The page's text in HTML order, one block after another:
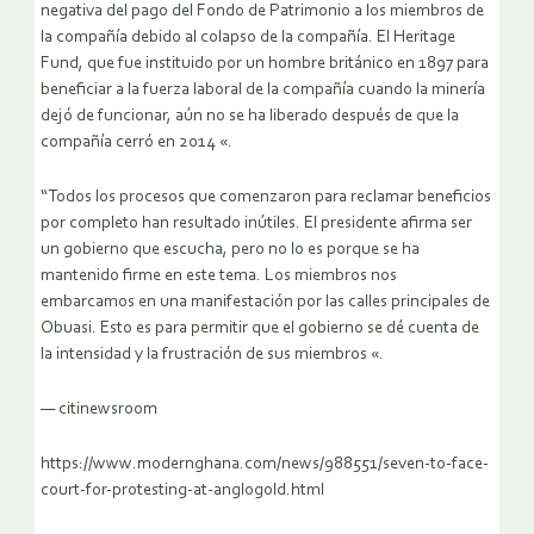
negativa del pago del Fondo de Patrimonio a los miembros de
la compañía debido al colapso de la compañía. El Heritage
Fund, que fue instituido por un hombre británico en 1897 para
beneficiar a la fuerza laboral de la compañía cuando la minería
dejó de funcionar, aún no se ha liberado después de que la
compañía cerró en 2014 «.
“Todos los procesos que comenzaron para reclamar beneficios
por completo han resultado inútiles. El presidente afirma ser
un gobierno que escucha, pero no lo es porque se ha
mantenido firme en este tema. Los miembros nos
embarcamos en una manifestación por las calles principales de
Obuasi. Esto es para permitir que el gobierno se dé cuenta de
la intensidad y la frustración de sus miembros «.
— citinewsroom
https://www.modernghana.com/news/988551/seven-to-face-
court-for-protesting-at-anglogold.html